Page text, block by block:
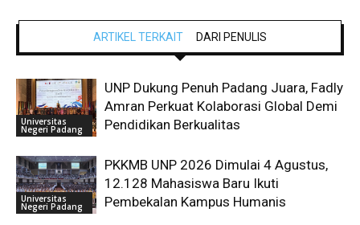
ARTIKEL TERKAIT DARI PENULIS
Universitas
Negeri Padang
UNP Dukung Penuh Padang Juara, Fadly
Amran Perkuat Kolaborasi Global Demi
Pendidikan Berkualitas
Universitas
Negeri Padang
PKKMB UNP 2026 Dimulai 4 Agustus,
12.128 Mahasiswa Baru Ikuti
Pembekalan Kampus Humanis